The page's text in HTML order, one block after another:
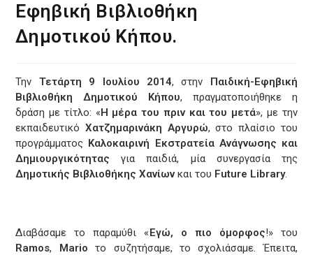
Εφηβική Βιβλιοθήκη
Δημοτικού Κήπου.
Την Τετάρτη 9 Ιουλίου 2014, στην Παιδική-Εφηβική
Βιβλιοθήκη Δημοτικού Κήπου, πραγματοποιήθηκε η
δράση με τίτλο: «Η μέρα του πριν και του μετά», με την
εκπαιδευτικόΧατζημαρινάκη Αργυρώ, στο πλαίσιο του
προγράμματος Καλοκαιρινή Εκστρατεία Ανάγνωσης και
Δημιουργικότητας για παιδιά, μία συνεργασία της
Δημοτικής Βιβλιοθήκης Χανίων και του Future Library.
Διαβάσαμε το παραμύθι «Εγώ, ο πιο όμορφος!» του
Ramos, Mario το συζητήσαμε, το σχολιάσαμε. Έπειτα,